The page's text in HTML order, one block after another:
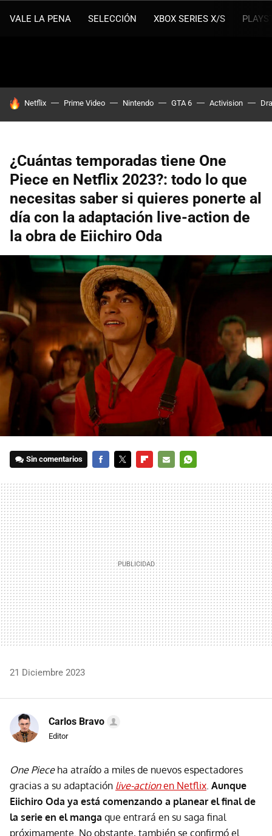
VALE LA PENA SELECCIÓN XBOX SERIES X/S
HOY SE HABLA DE
Netflix Prime Video Nintendo GTA 6 Activision
¿Cuántas temporadas tiene One
Piece en Netflix 2023?: todo lo que
necesitas saber si quieres ponerte al
día con la adaptación live-action de
la obra de Eiichiro Oda
Sin comentarios
MAIL
21 Diciembre 2023
Carlos Bravo
Editor
One Pieceha atraído a miles de nuevos espectadores
gracias a su adaptación live-actionen Netflix. Aunque
Eiichiro Oda ya está comenzando a planear el final de
la serie en el manga que entrará en su saga final
próximamente. No obstante, también se confirmó el